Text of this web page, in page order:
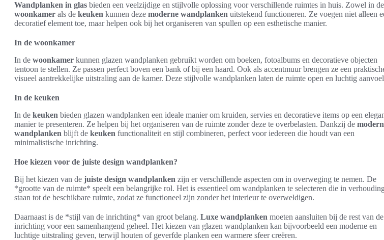
Wandplanken in glas bieden een veelzijdige en stijlvolle oplossing voor verschillende ruimtes in huis. Zowel in de
woonkamer als de keuken kunnen deze moderne wandplanken uitstekend functioneren. Ze voegen niet alleen
decoratief element toe, maar helpen ook bij het organiseren van spullen op een esthetische manier.
In de woonkamer
In de woonkamer kunnen glazen wandplanken gebruikt worden om boeken, fotoalbums en decoratieve objecten
tentoon te stellen. Ze passen perfect boven een bank of bij een haard. Ook als accentmuur brengen ze een
visueel aantrekkelijke uitstraling aan de kamer. Deze stijlvolle wandplanken laten de ruimte open en luchtig
In de keuken
In de keuken bieden glazen wandplanken een ideale manier om kruiden, servies en decoratieve items op een
manier te presenteren. Ze helpen bij het organiseren van de ruimte zonder deze te overbelasten. Dankzij de
wandplanken blijft de keuken functionaliteit en stijl combineren, perfect voor iedereen die houdt van een
minimalistische inrichting.
Hoe kiezen voor de juiste design wandplanken?
Bij het kiezen van de juiste design wandplanken zijn er verschillende aspecten om in overweging te nemen. De
*grootte van de ruimte* speelt een belangrijke rol. Het is essentieel om wandplanken te selecteren die in
staan tot de beschikbare ruimte, zodat ze functioneel zijn zonder het interieur te overweldigen.
Daarnaast is de *stijl van de inrichting* van groot belang. Luxe wandplanken moeten aansluiten bij de rest van de
inrichting voor een samenhangend geheel. Het kiezen van glazen wandplanken kan bijvoorbeeld een moderne en
luchtige uitstraling geven, terwijl houten of geverfde planken een warmere sfeer creëren.